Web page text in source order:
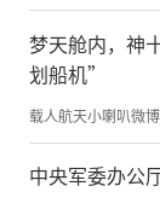
腾笼换鸟
尖制造产
术垄断。
目前国内
术，拥有
梦天舱内，神
划船机”
载人航天小喇叭微博
中央军委办公